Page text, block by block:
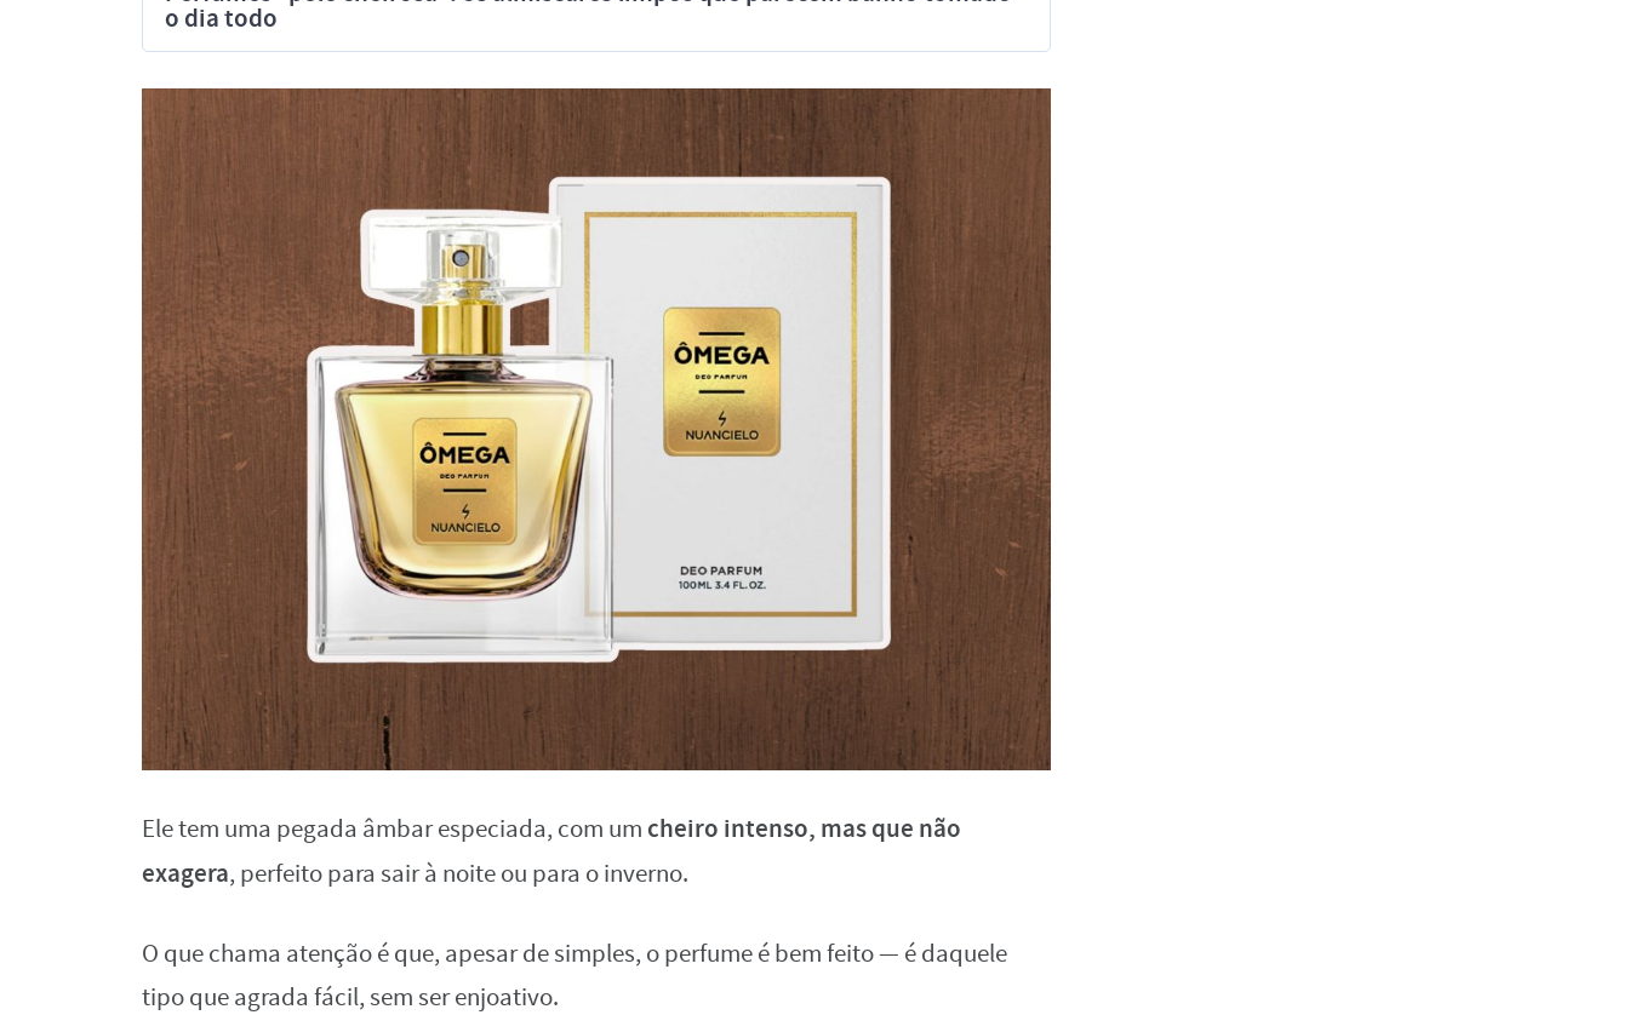
o dia todo
Ele tem uma pegada âmbar especiada, com um cheiro intenso, mas que não
exagera, perfeito para sair à noite ou para o inverno.
O que chama atenção é que, apesar de simples, o perfume é bem feito — é daquele
tipo que agrada fácil, sem ser enjoativo.